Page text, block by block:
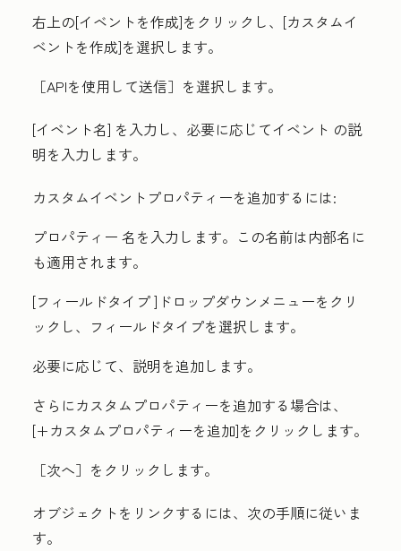
右上の[イベントを作成]をクリックし、[カスタムイ
ベントを作成]を選択します。
［APIを使用して送信］ を選択します。
[イベント名] を入力し、必要に応じてイベント の説
明を入力します。
カスタムイベントプロパティーを追加するには:
プロパティー 名を入力します。この名前は内部名 に
も適用されます。
[フィールドタイプ]ドロップダウンメニューをクリ
ックし、フィールドタイプを選択します。
必要に応じて、 説明を追加します。
さらにカスタムプロパティーを追加する場合は、
[+カスタムプロパティーを追加]をクリックします。
［次へ］ をクリックします。
オブジェクトをリンクするには、次の手順に従いま
す。